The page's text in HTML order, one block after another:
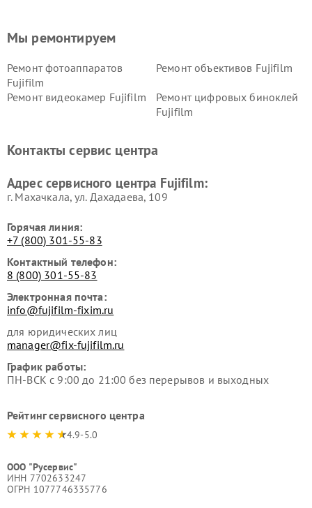
Мы ремонтируем
Ремонт фотоаппаратов
Fujifilm
Ремонт объективов Fujifilm
Ремонт видеокамер Fujifilm
Ремонт цифровых биноклей
Fujifilm
Контакты сервис центра
Адрес сервисного центра Fujifilm:
г. Махачкала, ул. Дахадаева, 109
Горячая линия:
+7 (800) 301-55-83
Контактный телефон:
8 (800) 301-55-83
Электронная почта:
info@fujifilm-fixim.ru
для юридических лиц
manager@fix-fujifilm.ru
График работы:
ПН-ВСК с 9:00 до 21:00 без перерывов и выходных
Рейтинг сервисного центра
4.9-5.0
ООО "Русервис"
ИНН 7702633247
ОГРН 1077746335776